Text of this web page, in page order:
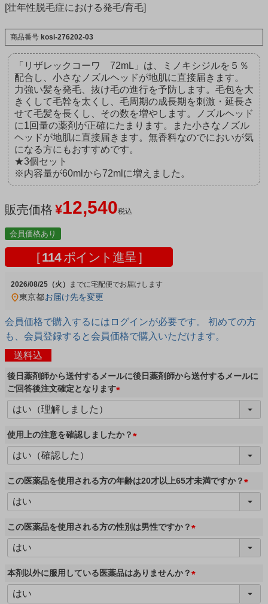
[壮年性脱毛症における発毛/育毛]
商品番号 kosi-276202-03
「リザレックコーワ 72mL」は、ミノキシジルを５％
配合し、小さなノズルヘッドが地肌に直接届きます。
力強い髪を発毛、抜け毛の進行を予防します。毛包を大
きくして毛幹を太くし、毛周期の成長期を刺激・延長さ
せて毛髪を長くし、その数を増やします。ノズルヘッド
に1回量の薬剤が正確にたまります。また小さなノズル
ヘッドが地肌に直接届きます。無香料なのでにおいが気
になる方にもおすすめです。
★3個セット
※内容量が60mlから72mlに増えました。
販売価格 ¥12,540税込
会員価格あり
[ 114 ポイント進呈 ]
2026/08/25（火） 宅配便
東京都お届け先を変更
会員価格で購入するにはログインが必要です。 初めての方
も、会員登録すると会員価格で購入いただけます。
送料込
後日薬剤師から送付するメールに後日薬剤師から送付するメールに
ご回答後注文確定となります
必
須
)
使用上の注意を確認しましたか？
必
須
)
この医薬品を使用される方の年齢は20才以上65才未満ですか？
必
この医薬品を使用される方の性別は男性ですか？
必
本剤以外に服用している医薬品はありませんか？
必